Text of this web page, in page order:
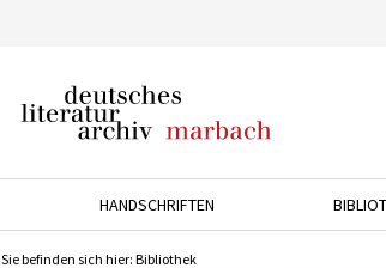
Marbach
HANDSCHRIFTEN
Sie befinden sich hier: Bibliothek